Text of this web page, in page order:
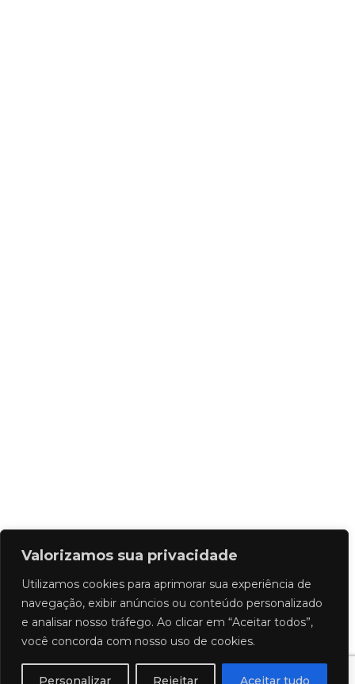
Valorizamos sua privacidade
Utilizamos cookies para aprimorar sua experiência de
navegação, exibir anúncios ou conteúdo personalizado
e analisar nosso tráfego. Ao clicar em “Aceitar todos”,
você concorda com nosso uso de cookies.
Personalizar Rejeitar Aceitar tudo